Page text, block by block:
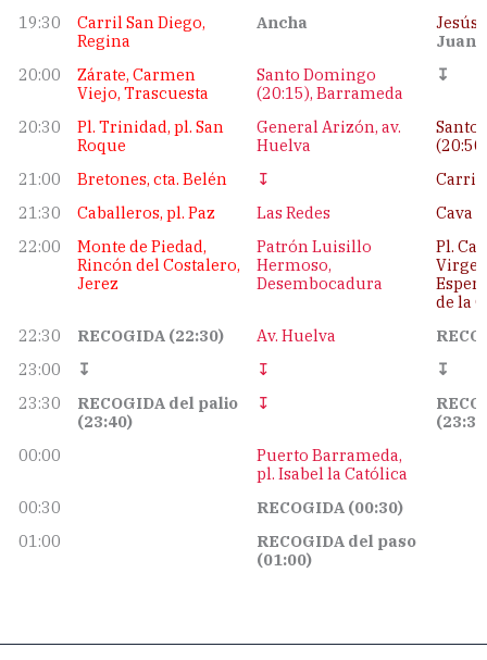
19:30
Carril San Diego,
Regina
Ancha
Jesús
Juan,
20:00
Zárate, Carmen
Viejo, Trascuesta
Santo Domingo
(20:15), Barrameda
↧
20:30
Pl. Trinidad, pl. San
Roque
General Arizón, av.
Huelva
Santo
21:00
Bretones, cta. Belén ↧
Carril
21:30
Caballeros, pl. Paz Las Redes
Cava
22:00
Monte de Piedad,
Rincón del Costalero,
Jerez
Patrón Luisillo
Hermoso,
Desembocadura
Pl.
de la
22:30
RECOGIDA (22:30) Av. Huelva
23:00
↧ ↧
↧
23:30
RECOGIDA del palio
(23:40)
↧
00:00
Puerto Barrameda,
pl. Isabel la Católica
00:30
RECOGIDA (00:30)
01:00
RECOGIDA del paso
(01:00)